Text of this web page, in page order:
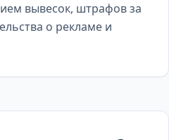
вывесок, штрафов за
о рекламе и